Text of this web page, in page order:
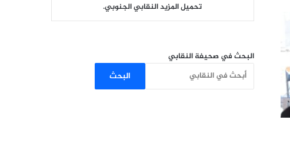
تحميل المزيد النقابي الجنوبي.
البحث في صحيفة النقابي
البحث